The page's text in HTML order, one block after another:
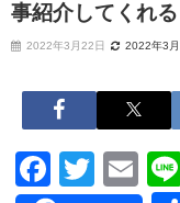
事紹介してくれる
2022年3月22日 2022年3月